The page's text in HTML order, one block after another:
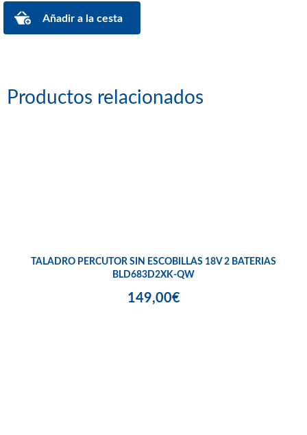
Productos relacionados
TALADRO PERCUTOR SIN ESCOBILLAS 18V 2 BATERIAS
BLD683D2XK-QW
149,00€